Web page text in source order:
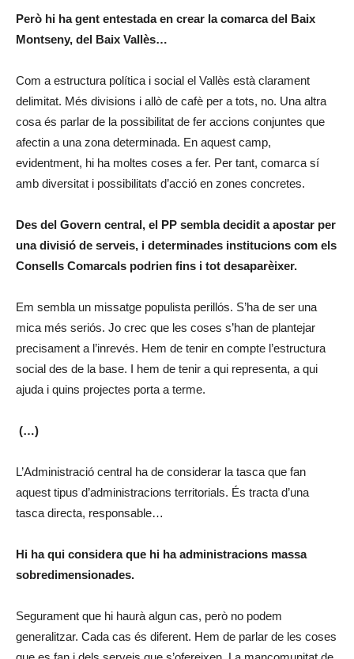
Però hi ha gent entestada en crear la comarca del Baix
Montseny, del Baix Vallès…
Com a estructura política i social el Vallès està clarament
delimitat. Més divisions i allò de cafè per a tots, no. Una altra
cosa és parlar de la possibilitat de fer accions conjuntes que
afectin a una zona determinada. En aquest camp,
evidentment, hi ha moltes coses a fer. Per tant, comarca sí
amb diversitat i possibilitats d’acció en zones concretes.
Des del Govern central, el PP sembla decidit a apostar per
una divisió de serveis, i determinades institucions com els
Consells Comarcals podrien fins i tot desaparèixer.
Em sembla un missatge populista perillós. S’ha de ser una
mica més seriós. Jo crec que les coses s’han de plantejar
precisament a l’inrevés. Hem de tenir en compte l’estructura
social des de la base. I hem de tenir a qui representa, a qui
ajuda i quins projectes porta a terme.
(…)
L’Administració central ha de considerar la tasca que fan
aquest tipus d’administracions territorials. És tracta d’una
tasca directa, responsable…
Hi ha qui considera que hi ha administracions massa
sobredimensionades.
Segurament que hi haurà algun cas, però no podem
generalitzar. Cada cas és diferent. Hem de parlar de les coses